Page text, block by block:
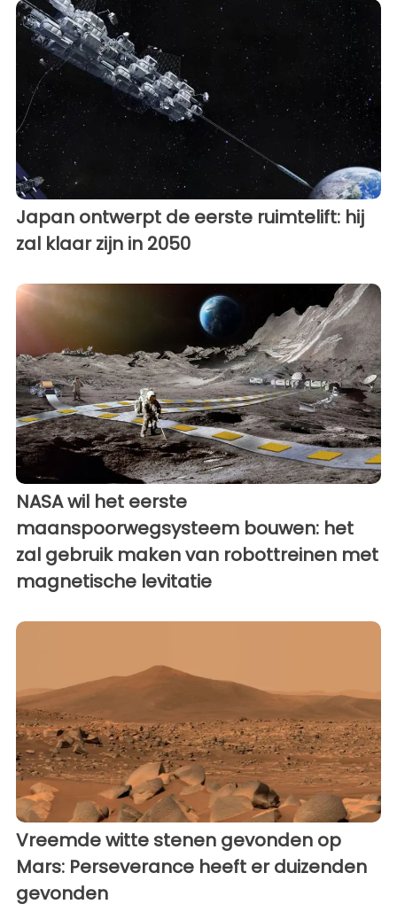
Japan ontwerpt de eerste ruimtelift: hij
zal klaar zijn in 2050
NASA wil het eerste
maanspoorwegsysteem bouwen: het
zal gebruik maken van robottreinen met
magnetische levitatie
Vreemde witte stenen gevonden op
Mars: Perseverance heeft er duizenden
gevonden